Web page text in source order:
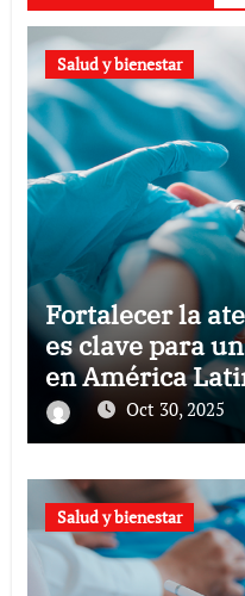
Salud y bienestar
Fortalecer la
es clave para
en América
Oct 30, 2025
Salud y bienestar